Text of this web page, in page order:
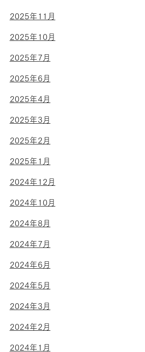
2025年11月
2025年10月
2025年7月
2025年6月
2025年4月
2025年3月
2025年2月
2025年1月
2024年12月
2024年10月
2024年8月
2024年7月
2024年6月
2024年5月
2024年3月
2024年2月
2024年1月